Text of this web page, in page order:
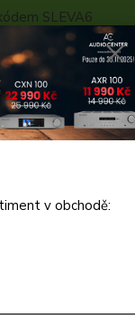
SLEVA6
- KALKULACE
reproduktory
v obchodě: